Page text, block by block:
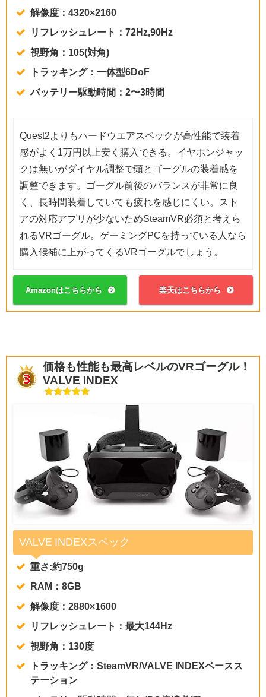
解像度：4320×2160
リフレッシュレート：72Hz,90Hz
視野角：105(対角)
トラッキング：一体型6DoF
バッテリー駆動時間：2〜3時間
Quest2よりもハードウエアスペックが高性能で装着
感がよく1万円以上安く購入できる。イヤホンジャッ
クは無いがダイヤル調整で頭とゴーグルの装着感を
調整できます。ゴーグル前後のバランスが非常に良
く、長時間装着していても疲れを感じにくい。スト
アの対応アプリが少ないためSteamVR必須と考えら
れるVRゴーグル。ゲーミングPCを持っている人なら
購入候補に上がってくるVRゴーグルでしょう。
Amazonはこちらから 楽天はこちらから
価格も性能も最高レベルのVRゴーグル！
VALVE INDEX
VALVE INDEXスペック
重さ:約750g
RAM：8GB
解像度：2880×1600
リフレッシュレート：最大144Hz
視野角：130度
トラッキング：SteamVR/VALVE INDEXベースス
テーション